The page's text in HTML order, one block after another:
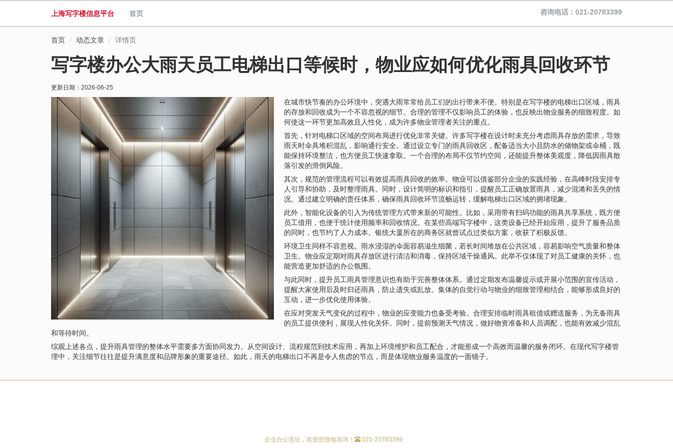
上海写字楼信息平台 首页 咨询电话：021-20783399
首页 动态文章 详情页
写字楼办公大雨天员工电梯出口等候时，物业应如何优化雨具回收环节
更新日期： 2026-06-25
在城市快节奏的办公环境中，突遇大雨常常给员工们的出行带来不便。特别是在写字楼的电梯出口区域，雨具
的存放和回收成为一个不容忽视的细节。合理的管理不仅影响员工的体验，也反映出物业服务的细致程度。如
何使这一环节更加高效且人性化，成为许多物业管理者关注的重点。
首先，针对电梯口区域的空间布局进行优化非常关键。许多写字楼在设计时未充分考虑雨具存放的需求，导致
雨天时伞具堆积混乱，影响通行安全。通过设立专门的雨具回收区，配备适当大小且防水的储物架或伞桶，既
能保持环境整洁，也方便员工快速拿取。一个合理的布局不仅节约空间，还能提升整体美观度，降低因雨具散
落引发的滑倒风险。
其次，规范的管理流程可以有效提高雨具回收的效率。物业可以借鉴部分企业的实践经验，在高峰时段安排专
人引导和协助，及时整理雨具。同时，设计简明的标识和指引，提醒员工正确放置雨具，减少混淆和丢失的情
况。通过建立明确的责任体系，确保雨具回收环节流畅运转，缓解电梯出口区域的拥堵现象。
此外，智能化设备的引入为传统管理方式带来新的可能性。比如，采用带有扫码功能的雨具共享系统，既方便
员工借用，也便于统计使用频率和回收情况。在某些高端写字楼中，这类设备已经开始应用，提升了服务品质
的同时，也节约了人力成本。银统大厦所在的商务区就曾试点过类似方案，收获了积极反馈。
环境卫生同样不容忽视。雨水浸湿的伞面容易滋生细菌，若长时间堆放在公共区域，容易影响空气质量和整体
卫生。物业应定期对雨具存放区进行清洁和消毒，保持区域干燥通风。此举不仅体现了对员工健康的关怀，也
能营造更加舒适的办公氛围。
与此同时，提升员工雨具管理意识也有助于完善整体体系。通过定期发布温馨提示或开展小范围的宣传活动，
提醒大家使用后及时归还雨具，防止遗失或乱放。集体的自觉行动与物业的细致管理相结合，能够形成良好的
互动，进一步优化使用体验。
在应对突发天气变化的过程中，物业的应变能力也备受考验。合理安排临时雨具租借或赠送服务，为无备雨具
的员工提供便利，展现人性化关怀。同时，提前预测天气情况，做好物资准备和人员调配，也能有效减少混乱
和等待时间。
综观上述各点，提升雨具管理的整体水平需要多方面协同发力。从空间设计、流程规范到技术应用，再加上环境维护和员工配合，才能形成一个高效而温馨的服务闭环。在现代写字楼管
理中，关注细节往往是提升满意度和品牌形象的重要途径。如此，雨天的电梯出口不再是令人焦虑的节点，而是体现物业服务温度的一面镜子。
企业办公选址，欢迎您致电咨询！ 021-20783399